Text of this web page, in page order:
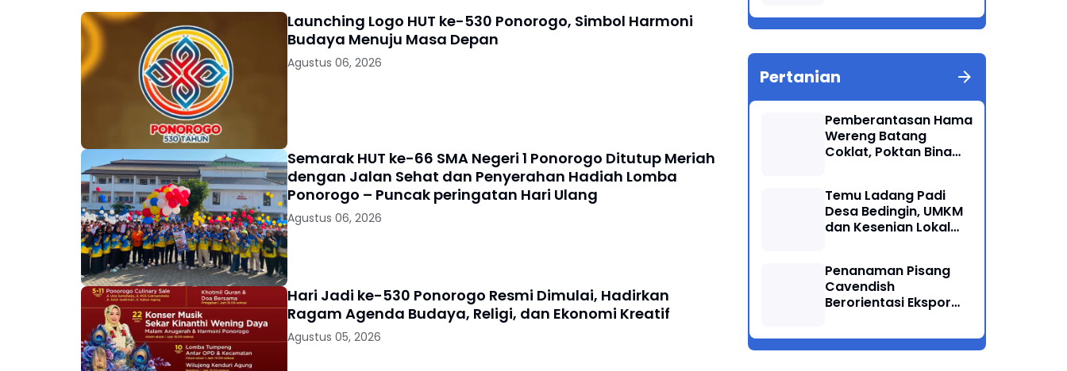
Launching Logo HUT ke-530 Ponorogo, Simbol Harmoni
Budaya Menuju Masa Depan
Agustus 06, 2026
Semarak HUT ke-66 SMA Negeri 1 Ponorogo Ditutup Meriah
dengan Jalan Sehat dan Penyerahan Hadiah Lomba
Ponorogo – Puncak peringatan Hari Ulang
Agustus 06, 2026
Hari Jadi ke-530 Ponorogo Resmi Dimulai, Hadirkan
Ragam Agenda Budaya, Religi, dan Ekonomi Kreatif
Agustus 05, 2026
Berkualitas Ponorogo
Pertanian
Pemberantasan Hama
Wereng Batang
Coklat, Poktan Bina
Penyemprotan di
Kecamatan Kauman
Temu Ladang Padi
Desa Bedingin, UMKM
dan Kesenian Lokal
Penanaman Pisang
Cavendish
Berorientasi Ekspor